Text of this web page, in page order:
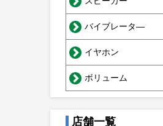
バイブレータ―
イヤホン
ボリューム
店舗一覧